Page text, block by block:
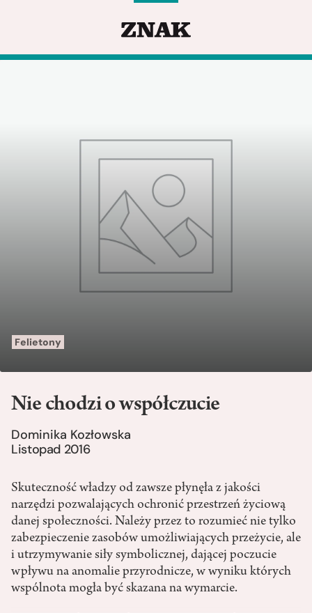
Felietony
Nie chodzi o współczucie
Dominika Kozłowska
Listopad 2016
Skuteczność władzy od zawsze płynęła z jakości
narzędzi pozwalających ochronić przestrzeń życiową
danej społeczności. Należy przez to rozumieć nie tylko
zabezpieczenie zasobów umożliwiających przeżycie, ale
i utrzymywanie siły symbolicznej, dającej poczucie
wpływu na anomalie przyrodnicze, w wyniku których
wspólnota mogła być skazana na wymarcie.